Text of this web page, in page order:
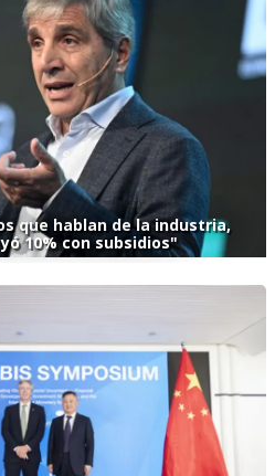
que hablan de la industria,
10% con subsidios"